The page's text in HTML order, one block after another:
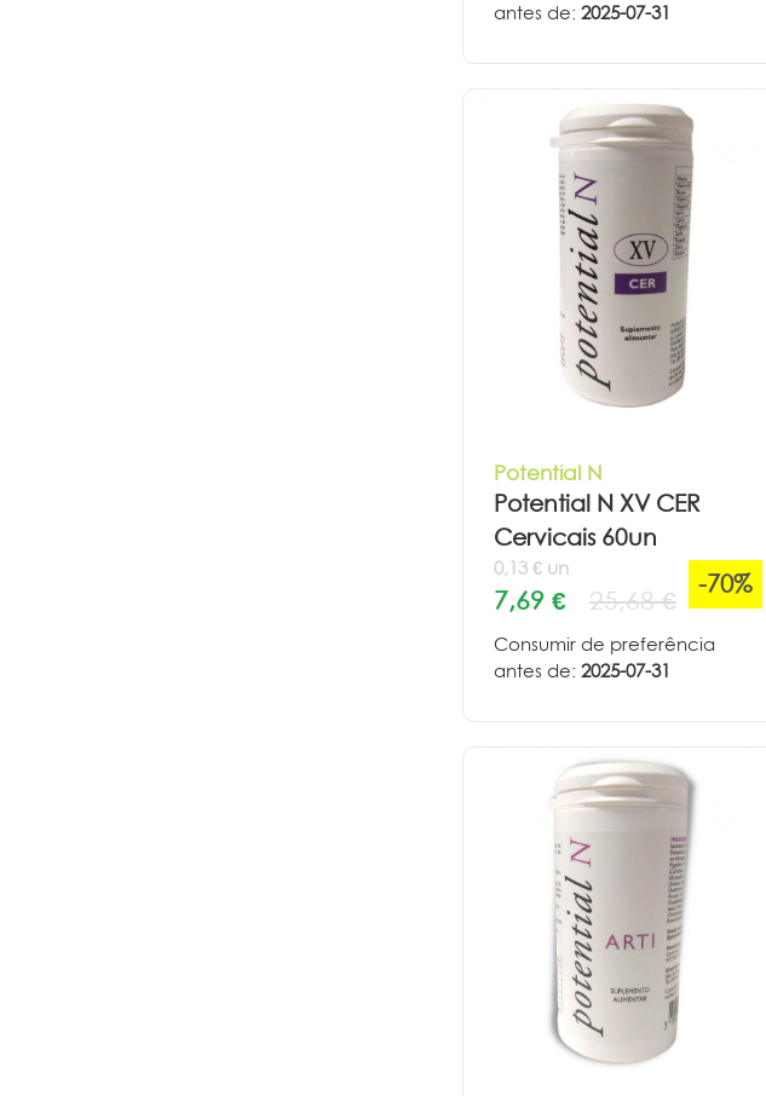
antes de: 2025-07-31
Potential N
Potential N XV CER
Cervicais 60un
0,13 € un
7,69 € 25,68 €
-70%
Consumir de preferência
antes de: 2025-07-31